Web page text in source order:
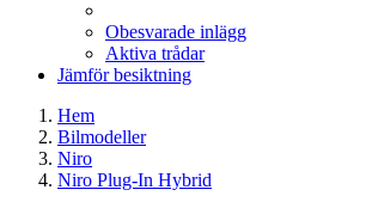
Obesvarade inlägg
Aktiva trådar
Jämför besiktning
Hem
Bilmodeller
Niro
Niro Plug-In Hybrid